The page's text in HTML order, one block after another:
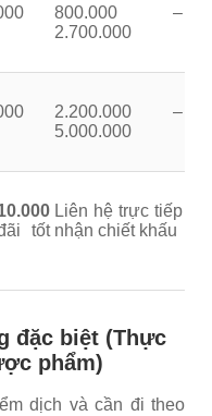
800.000 –
2.700.000
2.200.000 –
5.000.000
tốt
Liên hệ trực tiếp
nhận chiết khấu
đặc biệt (Thực
phẩm)
dịch và cần đi theo